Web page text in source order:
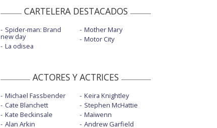
CARTELERA DESTACADOS
Spider-man: Brand
new day
La odisea
Mother Mary
Motor City
ACTORES Y ACTRICES
Michael Fassbender
Cate Blanchett
Kate Beckinsale
Alan Arkin
Keira Knightley
Stephen McHattie
Maïwenn
Andrew Garfield